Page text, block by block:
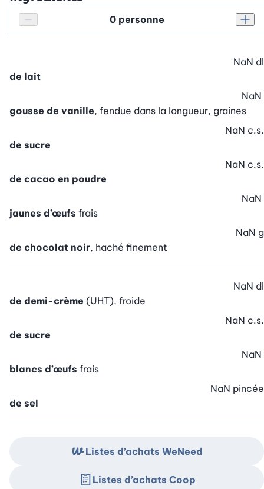
Réduire le nombre de personnes
Personnes
de lait
NaN dl
gousse de vanille, fendue dans la longueur, graines
NaN
de sucre
NaN c.s.
de cacao en poudre
NaN c.s.
jaunes d’œufs frais
NaN
de chocolat noir, haché finement
NaN g
de demi-crème (UHT), froide
NaN dl
de sucre
NaN c.s.
blancs d’œufs frais
NaN
de sel
NaN pincée
Listes d’achats WeNeed
Listes d’achats Coop